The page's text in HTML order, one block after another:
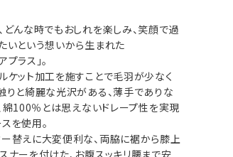
どんな時でもおしれを楽しみ、笑顔で過
いという想いから生まれた
ラス」。
ケット加工を施すことで毛羽が少なく
りと綺麗な光沢がある、薄手でありな
綿100％とは思えないドレープ性を実現
を使用。
替えに大変便利な、両脇に裾から膝上